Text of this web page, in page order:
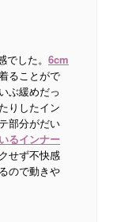
した。 6cm
ることがで
ぶ緩めだっ
りしたイン
部分がだい
るインナー
せず不快感
ので動きや